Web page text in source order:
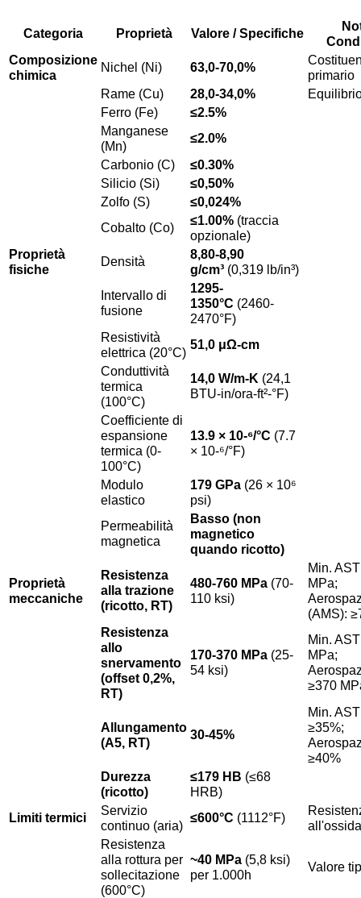
Categoria Proprietà Valore / Specifiche
Composizione
chimica
Nichel (Ni) 63,0-70,0%
primario
Rame (Cu)
28,0-34,0%
Ferro (Fe)
≤2.5%
Manganese
(Mn)
≤2.0%
Carbonio (C)
≤0.30%
Silicio (Si)
≤0,50%
Zolfo (S)
≤0,024%
Cobalto (Co)
≤1.00% (traccia
opzionale)
Proprietà
fisiche
Densità
8,80-8,90
g/cm³ (0,319 lb/in³)
Intervallo di
fusione
1295-
1350°C (2460-
2470°F)
Resistività
elettrica (20°C)
51,0 μΩ-cm
Conduttività
termica
(100°C)
14,0 W/m-K (24,1
BTU-in/ora-ft²-°F)
Coefficiente di
espansione
termica (0-
100°C)
13.9 × 10-⁶/°C (7.7
× 10-⁶/°F)
Modulo
elastico
179 GPa (26 × 10⁶
psi)
Permeabilità
magnetica
Basso (non
magnetico
quando ricotto)
Proprietà
meccaniche
Resistenza
alla trazione
(ricotto, RT)
480-760 MPa (70-
110 ksi)
Min.
MPa;
(AMS):
Resistenza
allo
snervamento
(offset 0,2%,
RT)
170-370 MPa (25-
54 ksi)
Min.
MPa;
≥370
Allungamento
(A5, RT)
30-45%
Min.
≥35%;
≥40%
Durezza
(ricotto)
≤179 HB (≤68
HRB)
Limiti termici
Servizio
continuo (aria)
≤600°C (1112°F)
Resistenza
alla rottura per
sollecitazione
(600°C)
~40 MPa (5,8 ksi)
per 1.000h
Valore